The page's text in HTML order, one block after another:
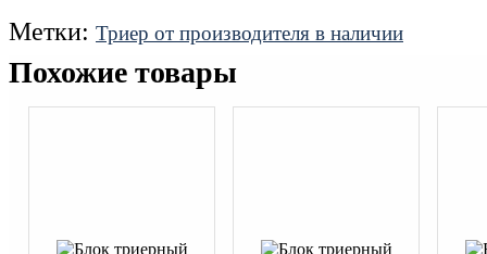
Метки: Триер от производителя в наличии
Похожие товары